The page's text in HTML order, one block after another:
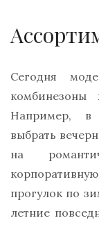
Сегодня
Например, в
выбрать
на
прогулок по
летние